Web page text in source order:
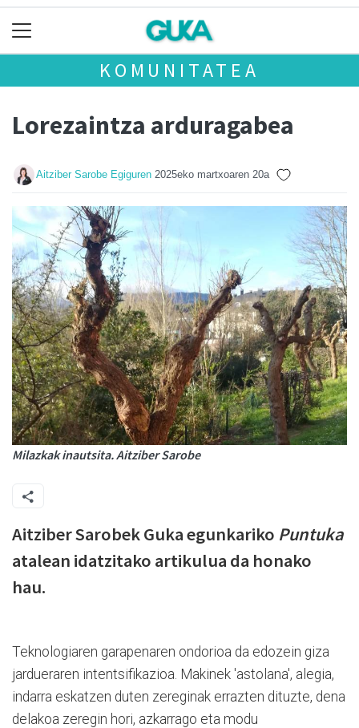
KOMUNITATEA
Lorezaintza arduragabea
Aitziber Sarobe Egiguren 2025eko martxoaren 20a
Milazkak inautsita. Aitziber Sarobe
Aitziber Sarobek Guka egunkariko Puntuka
atalean idatzitako artikulua da honako
hau.
Teknologiaren garapenaren ondorioa da edozein giza
jardueraren intentsifikazioa. Makinek 'astolana', alegia,
indarra eskatzen duten zereginak errazten dituzte, dena
delakoa zeregin hori, azkarrago eta modu